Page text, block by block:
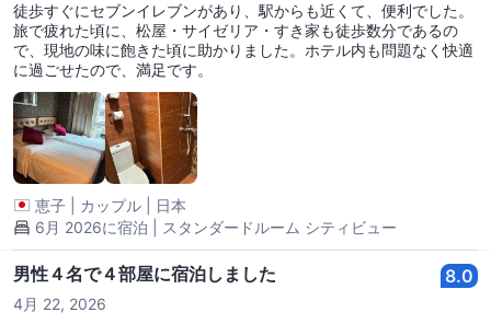
徒歩すぐにセブンイレブンがあり、駅からも近くて、便利でした。
旅で疲れた頃に、松屋・サイゼリア・すき家も徒歩数分であるの
で、現地の味に飽きた頃に助かりました。ホテル内も問題なく快適
に過ごせたので、満足です。
恵子 カップル
日本
6月 2026に宿泊 | スタンダードルーム シティビュー
男性４名で４部屋に宿泊しました 8.0
4月 22, 2026